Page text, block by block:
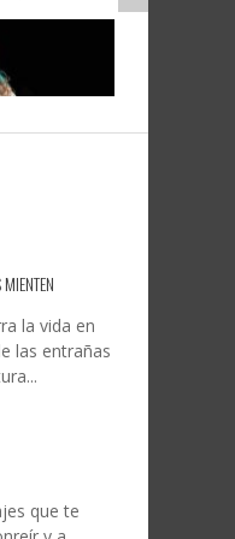
2026
la vida en
las entrañas
que te